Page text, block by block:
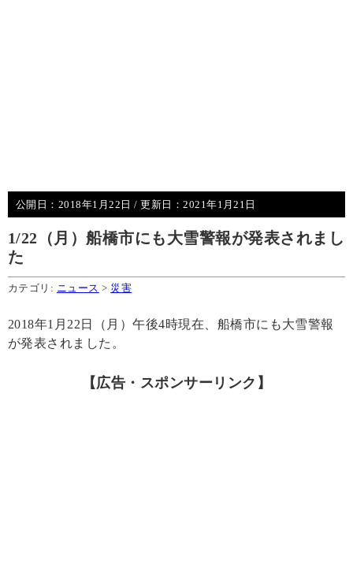
公開日： 2018年1月22日 / 更新日：2021年1月21日
1/22（月）船橋市にも大雪警報が発表されまし
た
カテゴリ: ニュース > 災害
2018年1月22日（月）午後4時現在、船橋市にも大雪警報
が発表されました。
【広告・スポンサーリンク】